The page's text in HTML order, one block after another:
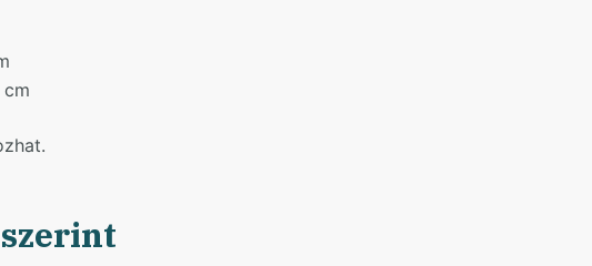
szerint